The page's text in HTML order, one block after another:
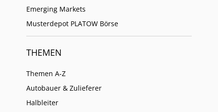
Emerging Markets
Musterdepot PLATOW Börse
THEMEN
Themen A-Z
Autobauer & Zulieferer
Halbleiter